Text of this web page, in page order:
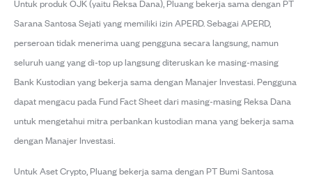
Untuk produk OJK (yaitu Reksa Dana), Pluang bekerja sama dengan PT
Sarana Santosa Sejati yang memiliki izin APERD. Sebagai APERD,
perseroan tidak menerima uang pengguna secara langsung, namun
seluruh uang yang di-top up langsung diteruskan ke masing-masing
Bank Kustodian yang bekerja sama dengan Manajer Investasi. Pengguna
dapat mengacu pada Fund Fact Sheet dari masing-masing Reksa Dana
untuk mengetahui mitra perbankan kustodian mana yang bekerja sama
dengan Manajer Investasi.
Untuk Aset Crypto, Pluang bekerja sama dengan PT Bumi Santosa